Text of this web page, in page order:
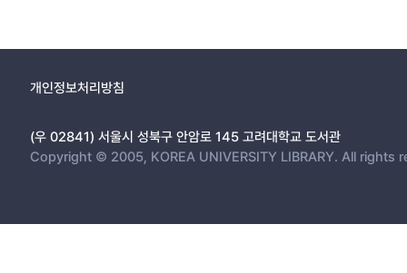
개인정보처리방침
(우 02841) 서울시 성북구 안암로 145 고려대학교 도서관
Copyright © 2005, KOREA UNIVERSITY LIBRARY. All rights